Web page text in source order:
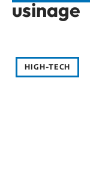
usinage
HIGH-TECH